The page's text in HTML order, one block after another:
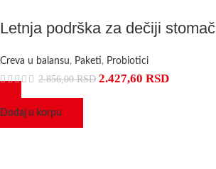
Letnja podrška za dečiji
Creva u balansu, Paketi, Probiotici
2.856,00RSD 2.427,60 RSD
Dodaj u korpu